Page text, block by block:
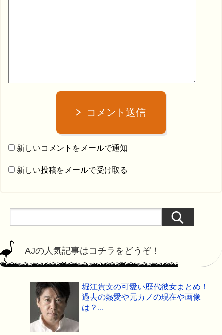
コメント送信
新しいコメントをメールで通知
新しい投稿をメールで受け取る
AJの人気記事はコチラをどうぞ！
堀江貴文の可愛い歴代彼女まとめ！
過去の熱愛や元カノの現在や画像
は？...